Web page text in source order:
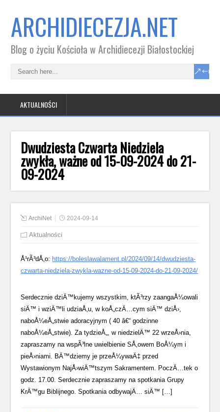
ARCHIDIECEZJA.NET
Blog o życiu Kościoła w Archidiecezji Białostockiej
AKTUALNOŚCI
Dwudziesta Czwarta Niedziela
zwykła, ważne od 15-09-2024 do 21-
09-2024
ArchiNet 2024-09-14
Aktualności
Å¹rÃ³dÅ‚o: https://boleslawalament.pl/2024/09/14/dwudziesta-
czwarta-niedziela-zwykla-wazne-od-15-09-2024-do-21-09-2024/
Serdecznie dziÄ™kujemy wszystkim, ktÃ³rzy zaangaÅ¼owali
siÄ™ i wziÄ™li udziaÅ‚u, w koÅ„czÄ…cym siÄ™ dziÅ›,
naboÅ¼eÅ„stwie adoracyjnym ( 40 â€“ godzinne
naboÅ¼eÅ„stwie). Za tydzieÅ„, w niedzielÄ™ 22 wrzeÅ›nia,
zapraszamy na wspÃ³lne uwielbienie SÅ‚owem BoÅ¼ym i
pieÅ›niami. BÄ™dziemy je przeÅ¼ywaÄ‡ przed
Wystawionym NajÅ›wiÄ™tszym Sakramentem. PoczÄ…tek o
godz. 17.00. Serdecznie zapraszamy na spotkania Grupy
KrÄ™gu Biblijnego. Spotkania odbywajÄ… siÄ™ […]